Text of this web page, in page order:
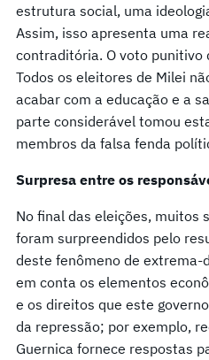
estrutura social, uma
Assim, isso apresenta uma
contraditória. O voto punitivo
Todos os eleitores de Milei
acabar com a educação e a
parte considerável tomou
membros da falsa fenda
Surpresa entre os
No final das eleições, muitos
foram surpreendidos pelo
deste fenômeno de
em conta os elementos
e os direitos que este
da repressão; por exemplo,
Guernica fornece respostas